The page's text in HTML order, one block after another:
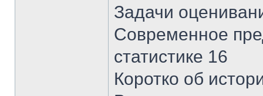
Задачи
Современное
статистике 16
Коротко об